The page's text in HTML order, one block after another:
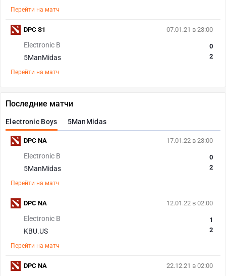
Перейти на матч
07.01.21 в 23:00
Electronic B
5ManMidas
0
2
Перейти на матч
DPC S1
Последние матчи
Electronic Boys 5ManMidas
17.01.22 в 23:00
Electronic B
5ManMidas
0
2
Перейти на матч
DPC NA
12.01.22 в 02:00
Electronic B
KBU.US
1
2
Перейти на матч
DPC NA
22.12.21 в 02:00
DPC NA